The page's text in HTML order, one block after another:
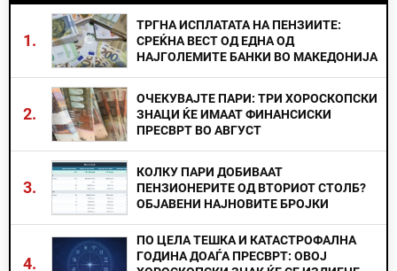
1.
ТРГНА ИСПЛАТАТА НА ПЕНЗИИТЕ:
СРЕЌНА ВЕСТ ОД ЕДНА ОД
НАЈГОЛЕМИТЕ БАНКИ ВО МАКЕДОНИЈА
2.
ОЧЕКУВАЈТЕ ПАРИ: ТРИ ХОРОСКОПСКИ
ЗНАЦИ ЌЕ ИМААТ ФИНАНСИСКИ
ПРЕСВРТ ВО АВГУСТ
3.
КОЛКУ ПАРИ ДОБИВААТ
ПЕНЗИОНЕРИТЕ ОД ВТОРИОТ СТОЛБ?
ОБЈАВЕНИ НАЈНОВИТЕ БРОЈКИ
4.
ПО ЦЕЛА ТЕШКА И КАТАСТРОФАЛНА
ГОДИНА ДОАЃА ПРЕСВРТ: ОВОЈ